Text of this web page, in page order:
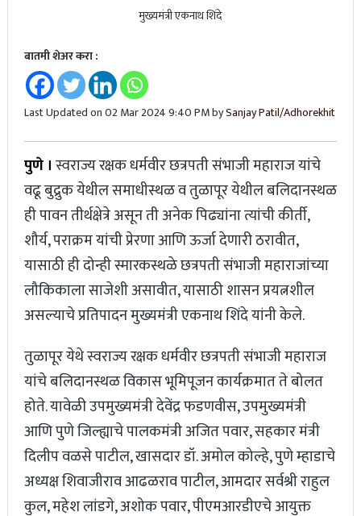
बातमी शेअर करा :
Last Updated on 02 Mar 2024 9:40 PM bySanjay Patil/Adhorekhit
पुणे ।स्वराज्य रक्षक धर्मवीर छत्रपती संभाजी महाराज यांचे
वढू बुद्रुक येथील समाधीस्थळ व तुळापूर येथील बलिदानस्थळ
ही पावन तीर्थक्षेत्रे असून ती अनेक पिढ्यांना त्यांची कीर्ती,
शौर्य, पराक्रम यांची प्रेरणा आणि ऊर्जा देणारी ठरावीत,
यासाठी ही दोन्ही स्मारकस्थळे छत्रपती संभाजी महाराजांच्या
लौकिकाला साजेशी असावीत, यासाठी शासन प्रयत्नशील
असल्याचे प्रतिपादन मुख्यमंत्री एकनाथ शिंदे यांनी केले.
तुळापूर येथे स्वराज्य रक्षक धर्मवीर छत्रपती संभाजी महाराज
यांचे बलिदानस्थळ विकास भूमिपूजन कार्यक्रमात ते बोलत
होते. यावेळी उपमुख्यमंत्री देवेंद्र फडणवीस, उपमुख्यमंत्री
आणि पुणे जिल्ह्याचे पालकमंत्री अजित पवार, सहकार मंत्री
दिलीप वळसे पाटील, खासदार डॉ. अमोल कोल्हे, पुणे म्हाडाचे
अध्यक्ष शिवाजीराव आढळराव पाटील, आमदार सर्वश्री राहुल
कुल, महेश लांडगे, अशोक पवार, पीएमआरडीएचे आयुक्त